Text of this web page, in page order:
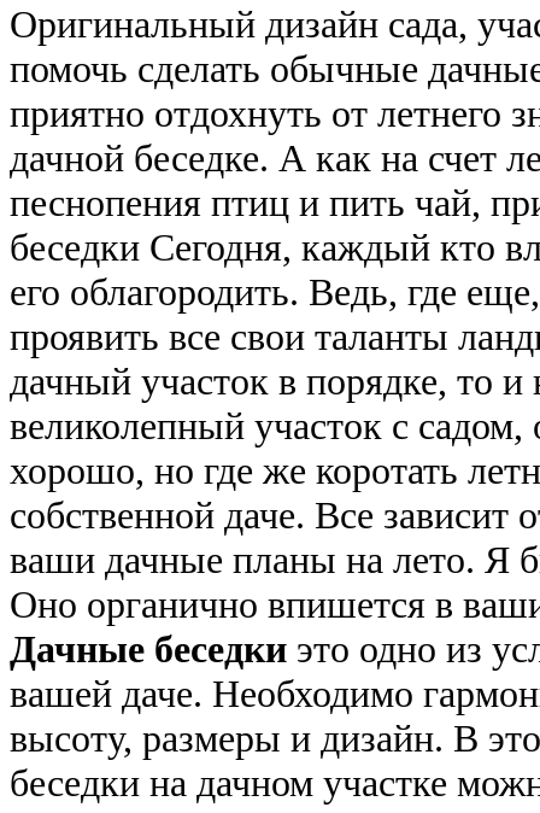
Оригинальный дизайн сада,
помочь сделать обычные
приятно отдохнуть от летнего
дачной беседке. А как на счет
песнопения птиц и пить чай,
беседки Сегодня, каждый кто
его облагородить. Ведь, где
проявить все свои таланты
дачный участок в порядке, то
великолепный участок с
хорошо, но где же коротать
собственной даче. Все зависит
ваши дачные планы на лето. Я
Оно органично впишется в
Дачные беседки это одно из
вашей даче. Необходимо
высоту, размеры и дизайн. В
беседки на дачном участке